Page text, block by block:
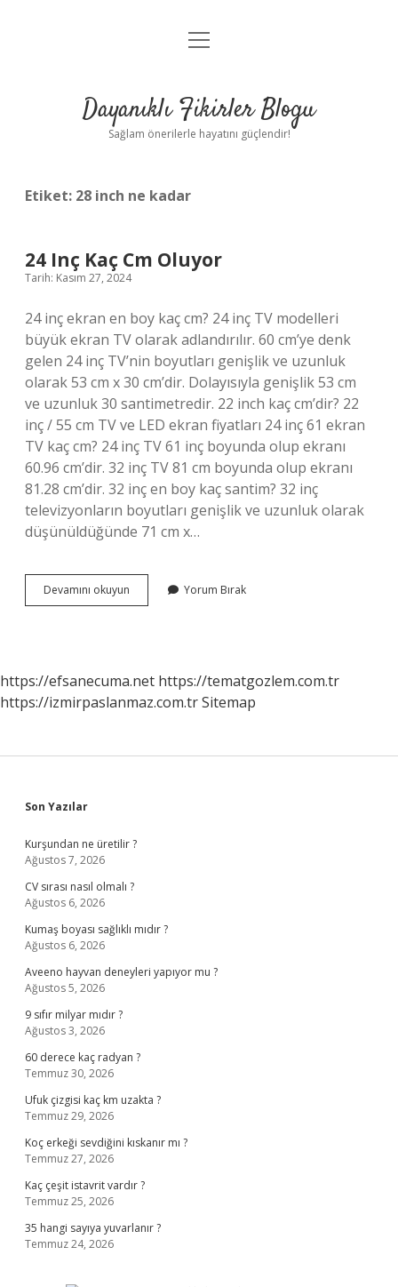
Anasayfa
Yasal Uyarı
menüyü
Dayanıklı Fikirler Blogu
Sağlam önerilerle hayatını güçlendir!
Etiket: 28 inch ne kadar
24 Inç Kaç Cm Oluyor
Tarih: Kasım 27, 2024
24 inç ekran en boy kaç cm? 24 inç TV modelleri
büyük ekran TV olarak adlandırılır. 60 cm’ye denk
gelen 24 inç TV’nin boyutları genişlik ve uzunluk
olarak 53 cm x 30 cm’dir. Dolayısıyla genişlik 53 cm
ve uzunluk 30 santimetredir. 22 inch kaç cm’dir? 22
inç / 55 cm TV ve LED ekran fiyatları 24 inç 61 ekran
TV kaç cm? 24 inç TV 61 inç boyunda olup ekranı
60.96 cm’dir. 32 inç TV 81 cm boyunda olup ekranı
81.28 cm’dir. 32 inç en boy kaç santim? 32 inç
televizyonların boyutları genişlik ve uzunluk olarak
düşünüldüğünde 71 cm x…
Devamını okuyun
Inç
Yorum Bırak
https://efsanecuma.net https://tematgozlem.com.tr
https://izmirpaslanmaz.com.trSitemap
Sidebar
Son Yazılar
Kurşundan ne üretilir ?
Ağustos 7, 2026
CV sırası nasıl olmalı ?
Ağustos 6, 2026
Kumaş boyası sağlıklı mıdır ?
Ağustos 6, 2026
Aveeno hayvan deneyleri yapıyor mu ?
Ağustos 5, 2026
9 sıfır milyar mıdır ?
Ağustos 3, 2026
60 derece kaç radyan ?
Temmuz 30, 2026
Ufuk çizgisi kaç km uzakta ?
Temmuz 29, 2026
Koç erkeği sevdiğini kıskanır mı ?
Temmuz 27, 2026
Kaç çeşit istavrit vardır ?
Temmuz 25, 2026
35 hangi sayıya yuvarlanır ?
Temmuz 24, 2026